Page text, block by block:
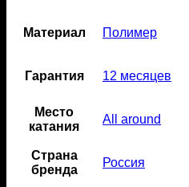
Материал Полимер
Гарантия 12 месяцев
Место
катания
All around
Страна
бренда
Россия